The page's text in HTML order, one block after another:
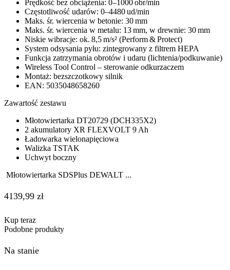
Prędkość bez obciążenia: 0–1000 obr/min
Częstotliwość udarów: 0–4480 ud/min
Maks. śr. wiercenia w betonie: 30 mm
Maks. śr. wiercenia w metalu: 13 mm, w drewnie: 30 mm
Niskie wibracje: ok. 8,5 m/s² (Perform & Protect)
System odsysania pyłu: zintegrowany z filtrem HEPA
Funkcja zatrzymania obrotów i udaru (lichtenia/podkuwanie)
Wireless Tool Control – sterowanie odkurzaczem
Montaż: bezszczotkowy silnik
EAN: 5035048658260
Zawartość zestawu
Młotowiertarka DT20729 (DCH335X2)
2 akumulatory XR FLEXVOLT 9 Ah
Ładowarka wielonapięciowa
Walizka TSTAK
Uchwyt boczny
Młotowiertarka SDSPlus DEWALT ...
4139,99 zł
Kup teraz
Podobne produkty
Na stanie